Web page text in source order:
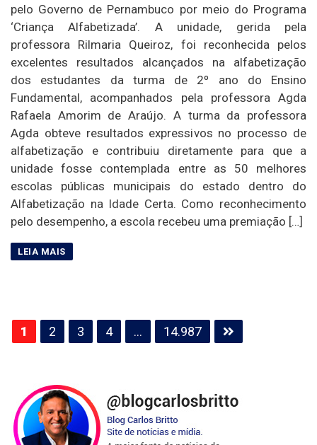
pelo Governo de Pernambuco por meio do Programa
‘Criança Alfabetizada’. A unidade, gerida pela
professora Rilmaria Queiroz, foi reconhecida pelos
excelentes resultados alcançados na alfabetização
dos estudantes da turma de 2º ano do Ensino
Fundamental, acompanhados pela professora Agda
Rafaela Amorim de Araújo. A turma da professora
Agda obteve resultados expressivos no processo de
alfabetização e contribuiu diretamente para que a
unidade fosse contemplada entre as 50 melhores
escolas públicas municipais do estado dentro do
Alfabetização na Idade Certa. Como reconhecimento
pelo desempenho, a escola recebeu uma premiação […]
Paginação
de
1 2 3 4 … 14.987